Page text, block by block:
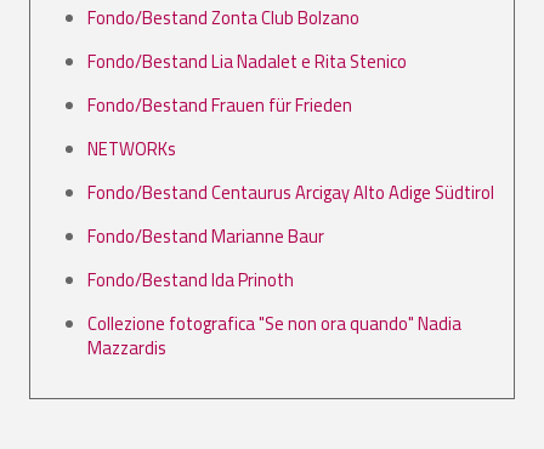
Fondo/Bestand Zonta Club Bolzano
Fondo/Bestand Lia Nadalet e Rita Stenico
Fondo/Bestand Frauen für Frieden
NETWORKs
Fondo/Bestand Centaurus Arcigay Alto Adige Südtirol
Fondo/Bestand Marianne Baur
Fondo/Bestand Ida Prinoth
Collezione fotografica "Se non ora quando" Nadia
Mazzardis